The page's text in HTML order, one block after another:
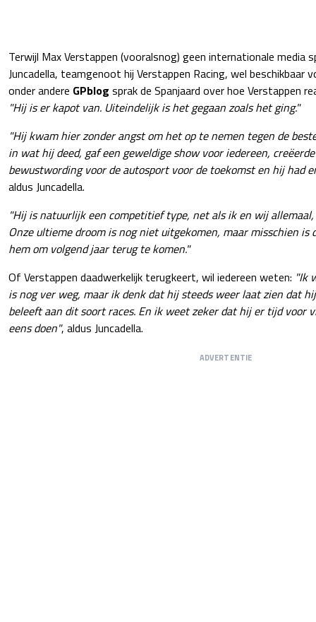
Terwijl Max Verstappen (vooralsnog) geen internationale media
Juncadella, teamgenoot hij Verstappen Racing, wel beschikbaar
onder andere GPblog sprak de Spanjaard over hoe Verstappen
"Hij is er kapot van. Uiteindelijk is het gegaan zoals het ging."
"Hij kwam hier zonder angst om het op te nemen tegen de
in wat hij deed, gaf een geweldige show voor iedereen,
bewustwording voor de autosport voor de toekomst en hij had
aldus Juncadella.
"Hij is natuurlijk een competitief type, net als ik en wij
Onze ultieme droom is nog niet uitgekomen, maar misschien is
hem om volgend jaar terug te komen."
Of Verstappen daadwerkelijk terugkeert, wil iedereen weten: "Ik
is nog ver weg, maar ik denk dat hij steeds weer laat zien dat
beleeft aan dit soort races. En ik weet zeker dat hij er tijd voor
eens doen", aldus Juncadella.
ADVERTENTIE